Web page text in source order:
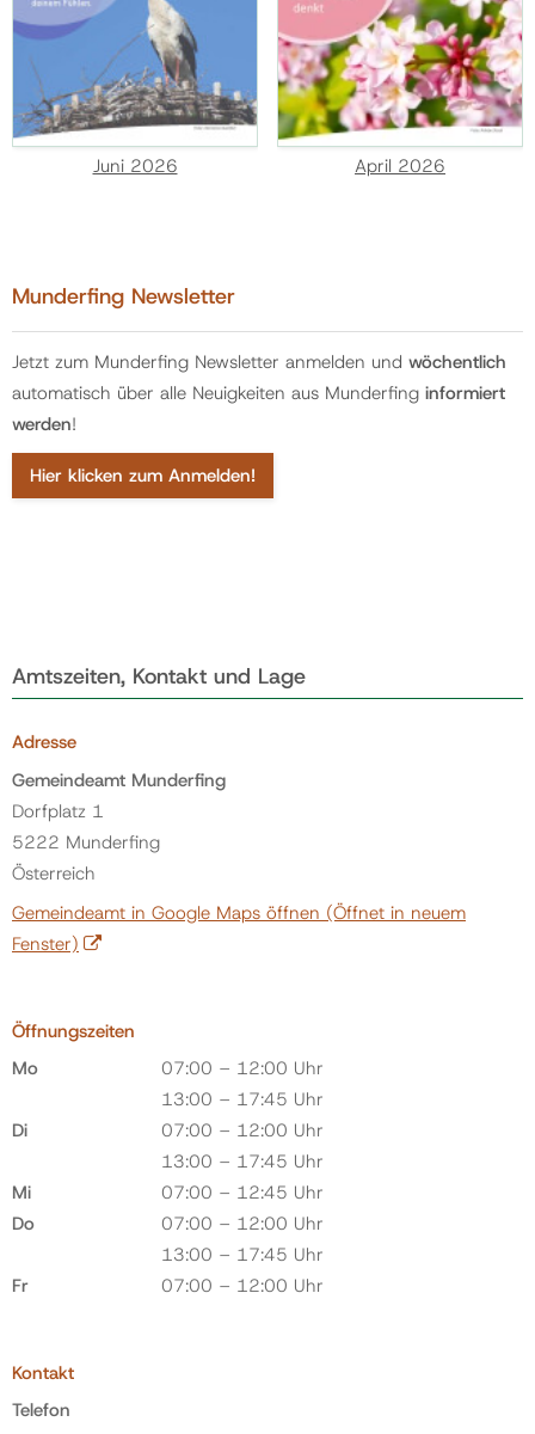
Juni 2026 April 2026
Munderfing Newsletter
Jetzt zum Munderfing Newsletter anmelden und wöchentlich
automatisch über alle Neuigkeiten aus Munderfing informiert
werden!
Hier klicken zum Anmelden!
Amtszeiten, Kontakt und Lage
Adresse
Gemeindeamt Munderfing
Dorfplatz 1
5222 Munderfing
Österreich
Gemeindeamt in Google Maps öffnen (Öffnet in neuem
Fenster)
Öffnungszeiten
Mo
07:00 – 12:00 Uhr
13:00 – 17:45 Uhr
Di
07:00 – 12:00 Uhr
13:00 – 17:45 Uhr
Mi
07:00 – 12:45 Uhr
Do
07:00 – 12:00 Uhr
13:00 – 17:45 Uhr
Fr
07:00 – 12:00 Uhr
Kontakt
Telefon